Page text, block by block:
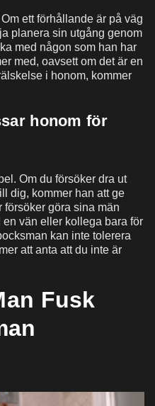
ett förhållande är på väg
planera sin utgång genom
med någon som han har
med, oavsett om det är en
i honom, kommer
honom för
Om du försöker dra ut
dig, kommer han att ge
göra sina män
vän eller kollega bara för
kan inte tolerera
att anta att du inte är
Fusk